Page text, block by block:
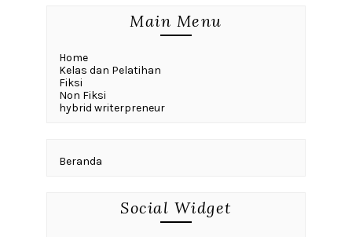
Main Menu
Home
Kelas dan Pelatihan
Fiksi
Non Fiksi
hybrid writerpreneur
Beranda
Social Widget